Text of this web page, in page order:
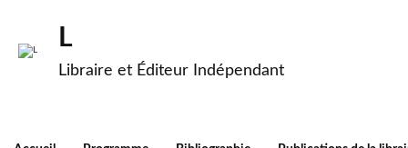
L
Libraire et Éditeur Indépendant